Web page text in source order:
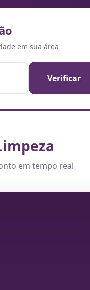
em sua área
Verificar
em tempo real